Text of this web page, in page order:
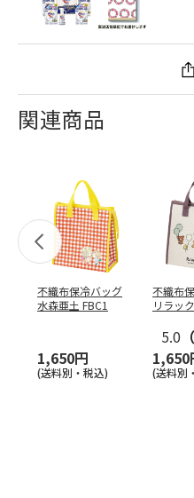
関連商品
不織布保冷バッグ
水森亜土 FBC1
1,650円
(送料別・税込)
不織布
リラッ
5.0
1,650
(送料別